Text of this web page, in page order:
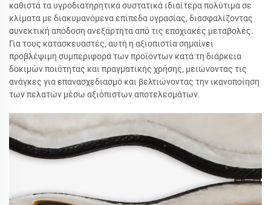
καθιστά τα υγροδιατηρητικά συστατικά ιδιαίτερα πολύτιμα σε
κλίματα με διακυμανόμενα επίπεδα υγρασίας, διασφαλίζοντας
συνεκτική απόδοση ανεξάρτητα από τις εποχιακές μεταβολές.
Για τους κατασκευαστές, αυτή η αξιοπιστία σημαίνει
προβλέψιμη συμπεριφορά των προϊόντων κατά τη διάρκεια
δοκιμών ποιότητας και πραγματικής χρήσης, μειώνοντας τις
ανάγκες για επανασχεδιασμό και βελτιώνοντας την ικανοποίηση
των πελατών μέσω αξιόπιστων αποτελεσμάτων.